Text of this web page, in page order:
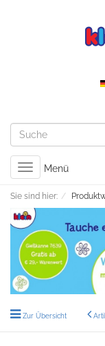
Toggle
navigation
Menü
Sie sind hier:
Zur Übersicht